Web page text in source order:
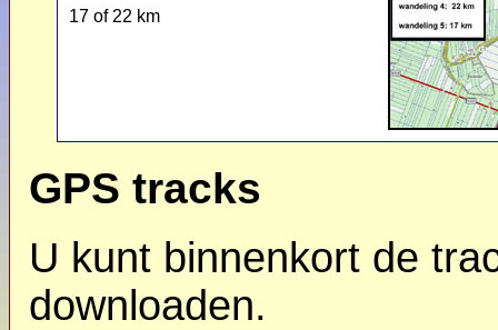
17 of 22 km
GPS tracks
U kunt binnenkort de
downloaden.